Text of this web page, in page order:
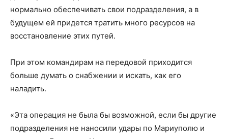
нормально обеспечивать свои подразделения, а в
будущем ей придется тратить много ресурсов на
восстановление этих путей.
При этом командирам на передовой приходится
больше думать о снабжении и искать, как его
наладить.
«Эта операция не была бы возможной, если бы другие
подразделения не наносили удары по Мариуполю и